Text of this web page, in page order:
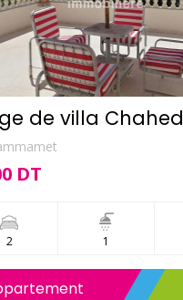
de villa Chahed
DT
2 1